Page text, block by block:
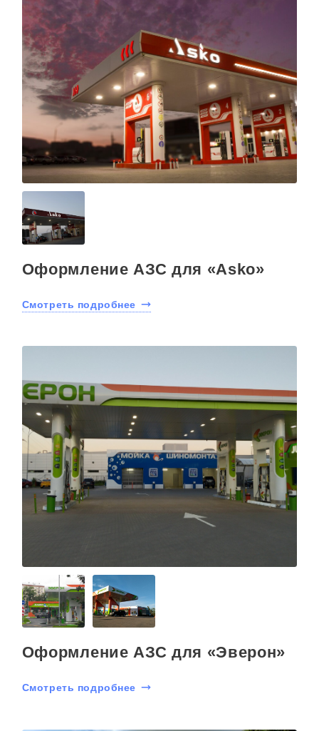
Оформление АЗС для «Asko»
Смотреть подробнее
Оформление АЗС для «Эверон»
Смотреть подробнее